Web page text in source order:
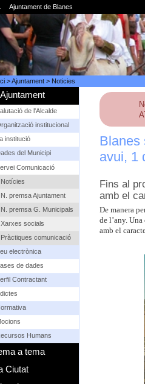
Ajuntament de Blanes
>Ajuntament> Noticies
de l'Alcalde
institucional
La institució
del Municipi
Comunicació
Notícies
N. premsa Ajuntament
N. premsa G. Municipals
Xarxes socials
Pràctiques comunicació
electrònica
de dades
Contractant
Humans
a tema
Ciutat
Blanes
avui, 1
Fins al
amb el
De manera
de l’any.
amb el